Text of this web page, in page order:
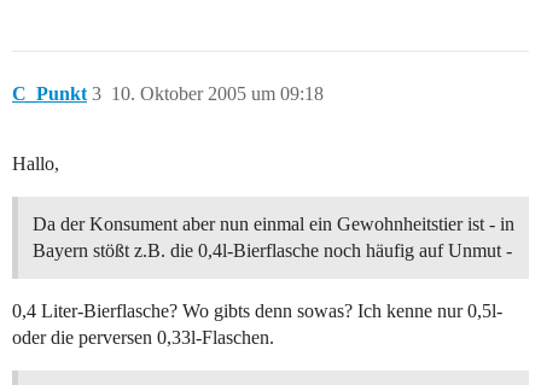
C_Punkt 10. Oktober 2005 um 09:18
3
Hallo,
Da der Konsument aber nun einmal ein Gewohnheitstier ist - in
Bayern stößt z.B. die 0,4l-Bierflasche noch häufig auf Unmut -
0,4 Liter-Bierflasche? Wo gibts denn sowas? Ich kenne nur 0,5l-
oder die perversen 0,33l-Flaschen.